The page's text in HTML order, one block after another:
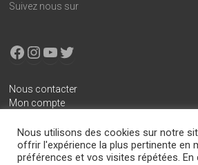
Suivez nous sur
Facebook
Instagram
YouTube
X
Nous contacter
Mon compte
Conditions générales de vente
Mentions légales
Politique de confidentialité
Nous utilisons des cookies sur notre
offrir l'expérience la plus pertinente en
préférences et vos visites répétées. En